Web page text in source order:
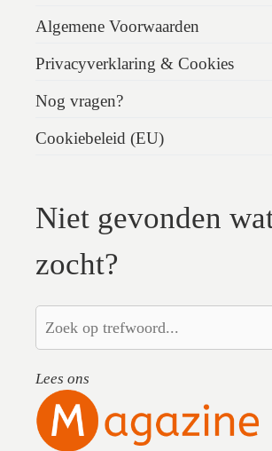
Algemene Voorwaarden
Privacyverklaring & Cookies
Nog vragen?
Cookiebeleid (EU)
Niet gevonden
zocht?
Lees ons